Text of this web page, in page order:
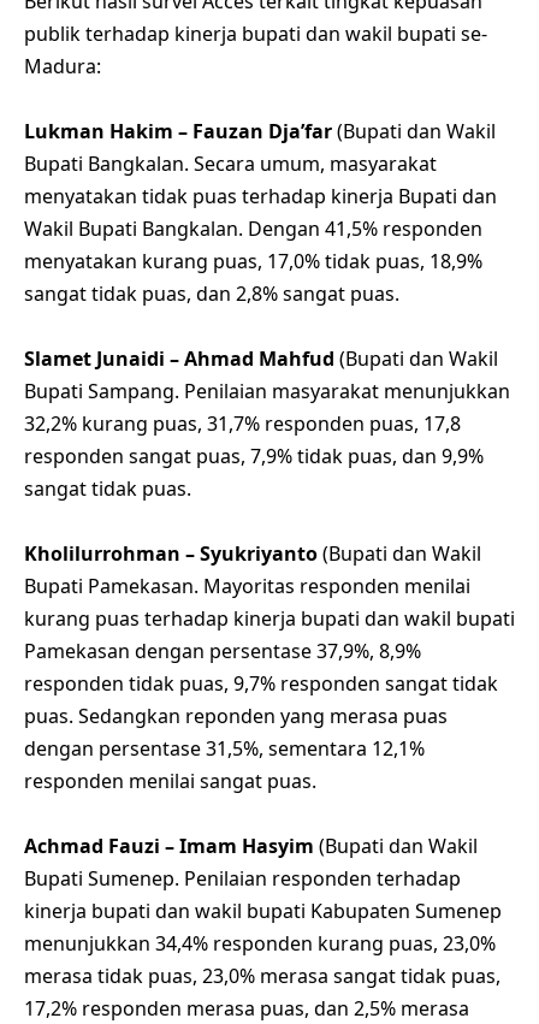
publik terhadap kinerja bupati dan wakil bupati se-
Madura:
Lukman Hakim – Fauzan Dja’far(Bupati dan Wakil
Bupati Bangkalan. Secara umum, masyarakat
menyatakan tidak puas terhadap kinerja Bupati dan
Wakil Bupati Bangkalan. Dengan 41,5% responden
menyatakan kurang puas, 17,0% tidak puas, 18,9%
sangat tidak puas, dan 2,8% sangat puas.
Slamet Junaidi – Ahmad Mahfud (Bupati dan Wakil
Bupati Sampang. Penilaian masyarakat menunjukkan
32,2% kurang puas, 31,7% responden puas, 17,8
responden sangat puas, 7,9% tidak puas, dan 9,9%
sangat tidak puas.
Kholilurrohman – Syukriyanto(Bupati dan Wakil
Bupati Pamekasan. Mayoritas responden menilai
kurang puas terhadap kinerja bupati dan wakil bupati
Pamekasan dengan persentase 37,9%, 8,9%
responden tidak puas, 9,7% responden sangat tidak
puas. Sedangkan reponden yang merasa puas
dengan persentase 31,5%, sementara 12,1%
responden menilai sangat puas.
Achmad Fauzi – Imam Hasyim (Bupati dan Wakil
Bupati Sumenep. Penilaian responden terhadap
kinerja bupati dan wakil bupati Kabupaten Sumenep
menunjukkan 34,4% responden kurang puas, 23,0%
merasa tidak puas, 23,0% merasa sangat tidak puas,
17,2% responden merasa puas, dan 2,5% merasa